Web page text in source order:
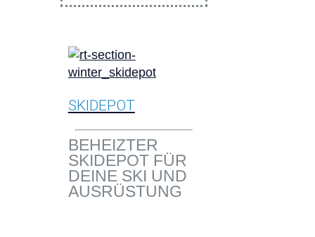
SKIDEPOT
BEHEIZTER
SKIDEPOT FÜR
DEINE SKI UND
AUSRÜSTUNG